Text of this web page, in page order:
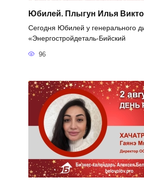
Юбилей. Плыгун Илья
Сегодня Юбилей у генерального
«Энергостройдеталь-Бийский
96